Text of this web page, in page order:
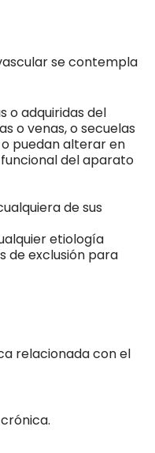
se contempla
o adquiridas del
o venas, o secuelas
puedan alterar en
del aparato
de sus
etiología
de exclusión para
relacionada con el